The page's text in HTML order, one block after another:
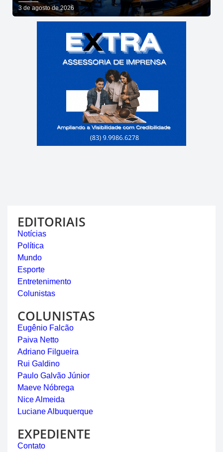
3 de agosto de 2026
EDITORIAIS
Notícias
Política
Mundo
Esporte
Entretenimento
Colunistas
COLUNISTAS
Eugênio Falcão
Paiva Netto
Adriano Filgueira
Rui Galdino
Paulo Galvão Júnior
Maeve Nóbrega
Nice Almeida
Luciane Albuquerque
EXPEDIENTE
Contato